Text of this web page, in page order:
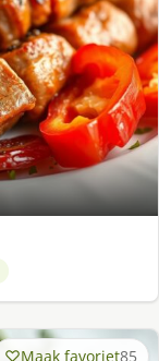
Maak favoriet85